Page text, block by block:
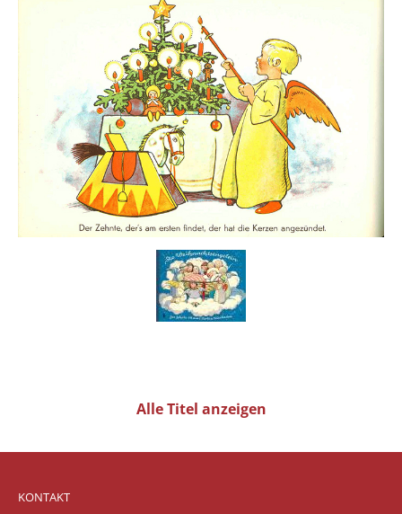
Alle Titel anzeigen
KONTAKT